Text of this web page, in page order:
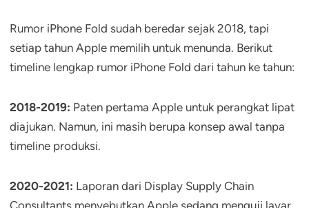
Rumor iPhone Fold sudah beredar sejak 2018, tapi
setiap tahun Apple memilih untuk menunda. Berikut
timeline lengkap rumor iPhone Fold dari tahun ke tahun:
2018-2019: Paten pertama Apple untuk perangkat lipat
diajukan. Namun, ini masih berupa konsep awal tanpa
timeline produksi.
2020-2021: Laporan dari Display Supply Chain
Consultants menyebutkan Apple sedang menguji layar